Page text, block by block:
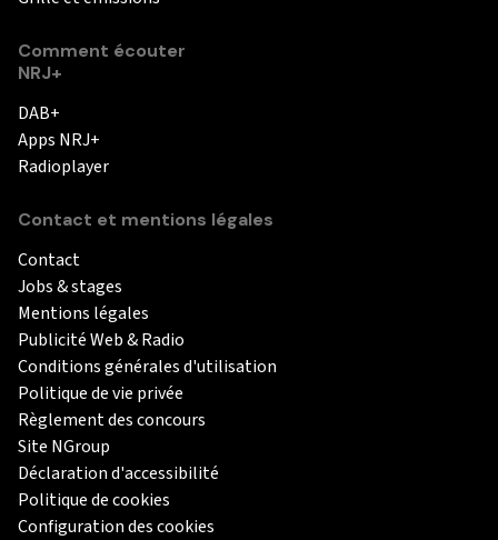
Comment écouter
NRJ+
DAB+
Apps NRJ+
Radioplayer
Contact et mentions légales
Contact
Jobs & stages
Mentions légales
Publicité Web & Radio
Conditions générales d'utilisation
Politique de vie privée
Règlement des concours
Site NGroup
Déclaration d'accessibilité
Politique de cookies
Configuration des cookies